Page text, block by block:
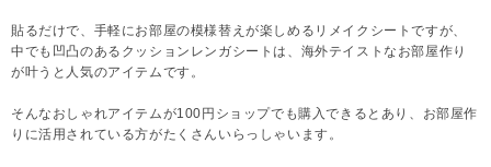
貼るだけで、手軽にお部屋の模様替えが楽しめるリメイクシートですが、
中でも凹凸のあるクッションレンガシートは、海外テイストなお部屋作り
が叶うと人気のアイテムです。
そんなおしゃれアイテムが100円ショップでも購入できるとあり、お部屋作
りに活用されている方がたくさんいらっしゃいます。